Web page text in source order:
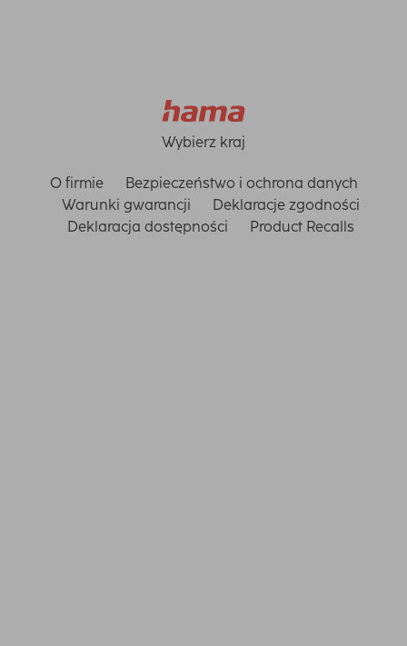
Wybierz kraj
O firmie
Bezpieczeństwo i ochrona danych
Warunki gwarancji
Deklaracje zgodności
Deklaracja dostępności
Product Recalls